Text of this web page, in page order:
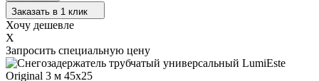
Заказать в 1 клик
Хочу дешевле
X
Запросить специальную цену